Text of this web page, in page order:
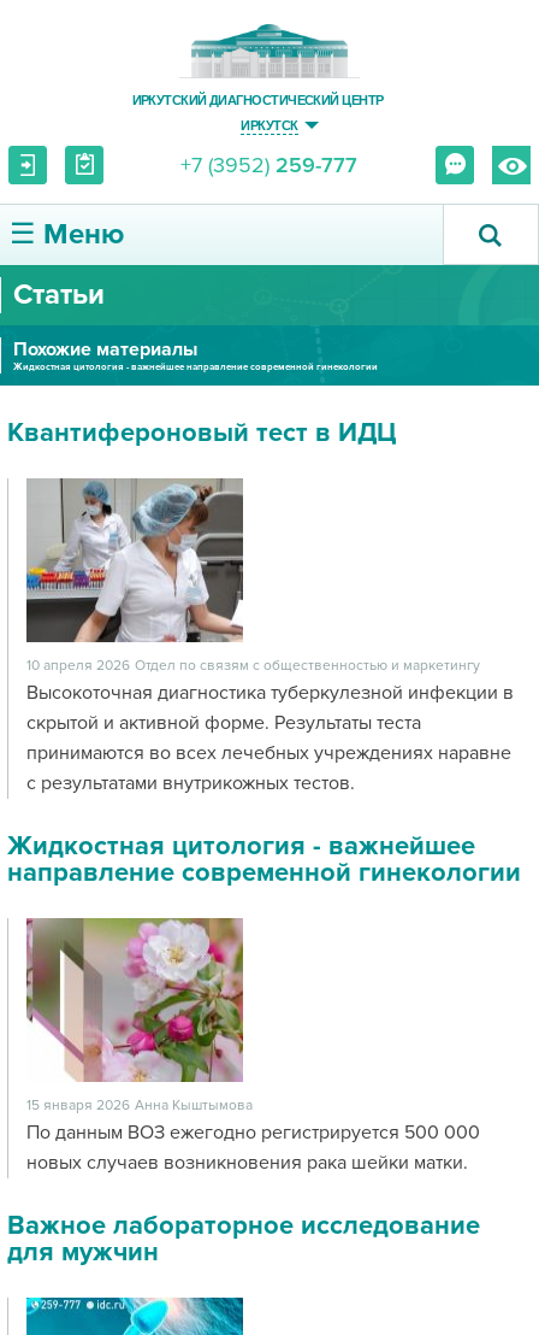
ИРКУТСКИЙ ДИАГНОСТИЧЕСКИЙ ЦЕНТР
ИРКУТСК
+7 (3952) 259-777
☰ Меню
О ЦЕНТРЕ
УСЛУГИ И ЦЕНЫ
ВРАЧУ
ПРАВОВАЯ ИНФОРМАЦИЯ
Статьи
Похожие материалы
Жидкостная цитология - важнейшее направление современной гинекологии
Квантифероновый тест в ИДЦ
10 апреля 2026 Отдел по связям с общественностью и маркетингу
Высокоточная диагностика туберкулезной инфекции в
скрытой и активной форме. Результаты теста
принимаются во всех лечебных учреждениях наравне
с результатами внутрикожных тестов.
Жидкостная цитология - важнейшее
направление современной гинекологии
15 января 2026 Анна Кыштымова
По данным ВОЗ ежегодно регистрируется 500 000
новых случаев возникновения рака шейки матки.
Важное лабораторное исследование
для мужчин